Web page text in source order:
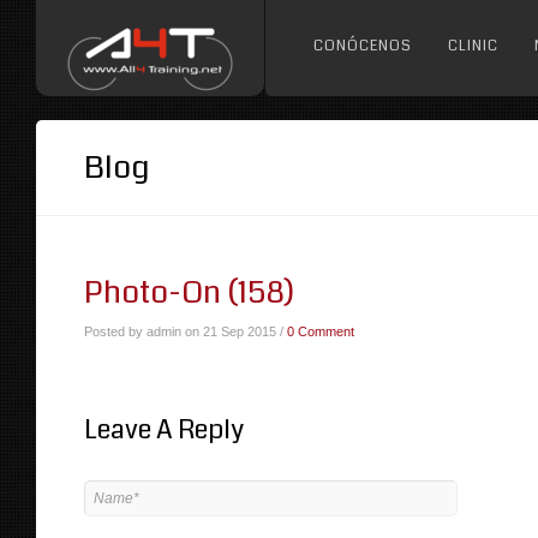
CONÓCENOS CLINIC
Blog
Photo-On (158)
Posted by admin on 21 Sep 2015 / 0 Comment
Leave A Reply